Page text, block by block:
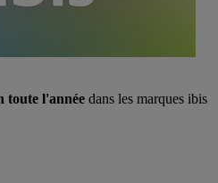
toute l'année dans les marques ibis